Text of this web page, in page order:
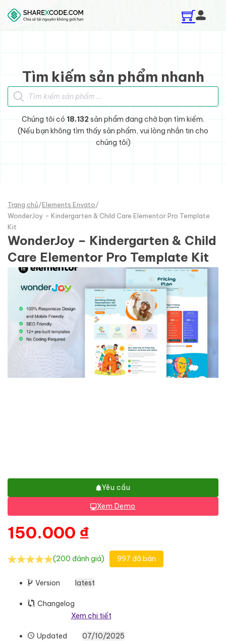
Skip to main content
Skip to footer
Tìm kiếm sản phẩm nhanh
Tìm kiếm sản phẩm
Chúng tôi có 18.132sản phẩm đang chờ bạn tìm kiếm.
(Nếu bạn không tìm thấy sản phẩm, vui lòng nhắn tin cho
chúng tôi)
Trang chủ/Elements Envato/
WonderJoy - Kindergarten & Child Care Elementor Pro Template
Kit
WonderJoy – Kindergarten & Child
Care Elementor Pro Template Kit
Yêu cầu
Xem Demo
150.000 ₫
(200 đánh giá) 997 đã bán
Version latest
Changelog
Xem chi tiết
Updated 07/10/2025